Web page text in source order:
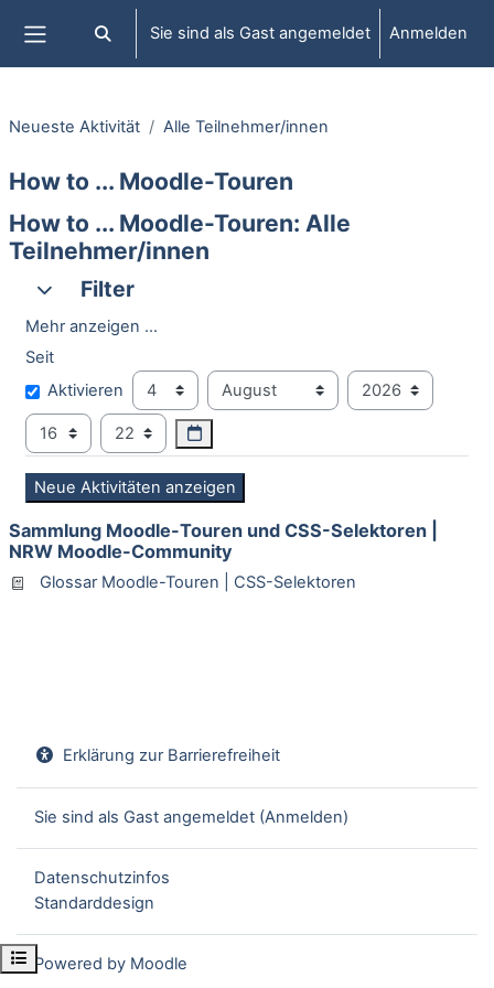
Website-Übersicht
Sucheingabe umschalten
Sie sind als Gast angemeldet Anmelden
Kursindex öffnen
Neueste Aktivität Alle Teilnehmer/innen
How to ... Moodle-Touren
How to ... Moodle-Touren: Alle
Teilnehmer/innen
Filter
Filter Filter
Mehr anzeigen ...
Seit
SeitAktivieren Tag Monat Jahr
Stunde Minute
Sammlung Moodle-Touren und CSS-Selektoren |
NRW Moodle-Community
Glossar Moodle-Touren | CSS-Selektoren
Erklärung zur Barrierefreiheit
Sie sind als Gast angemeldet (Anmelden)
Datenschutzinfos
Standarddesign
Powered by Moodle